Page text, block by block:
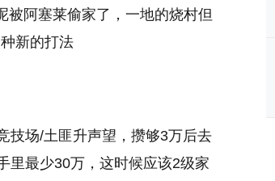
被阿塞莱偷家了，一地的烧村但
新的打法
技场/土匪升声望，攒够3万后去
里最少30万，这时候应该2级家